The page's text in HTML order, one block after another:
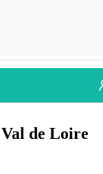
de Loire